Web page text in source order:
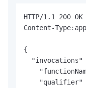
HTTP/1.1 200 OK
Content-
{
"invocations"
"qualifier"